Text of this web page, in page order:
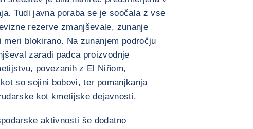
Tudi javna poraba se je soočala z vse
rezerve zmanjševale, zunanje
blokirano. Na zunanjem področju
zaradi padca proizvodnje
povezanih z El Niñom,
so sojini bobovi, ter pomanjkanja
kot kmetijske dejavnosti.
aktivnosti še dodatno